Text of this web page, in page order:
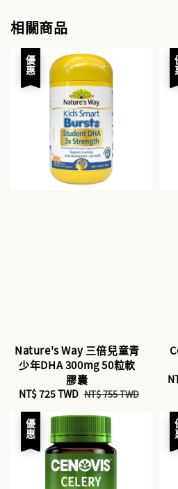
相關商品
優惠
Nature's Way 三倍兒童青
少年DHA 300mg 50粒軟
膠囊
Sale
price
NT$ 725 TWD Regular
NT$ 755 TWD
優惠